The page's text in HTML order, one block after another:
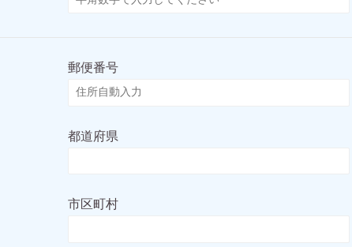
郵便番号
都道府県
市区町村